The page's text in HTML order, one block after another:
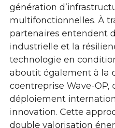
génération
multifonctionnelles. À
partenaires entendent
industrielle et la
technologie en
aboutit également à la
coentreprise Wave-OP,
déploiement
innovation. Cette
double valorisation